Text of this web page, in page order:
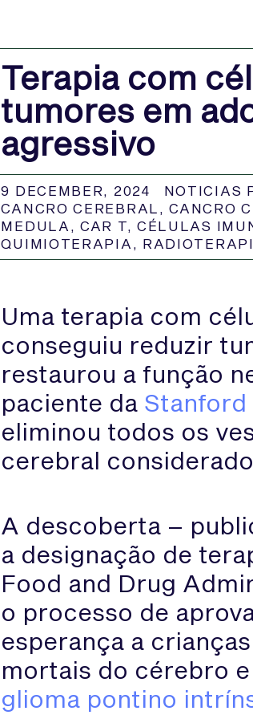
Terapia com
tumores em
agressivo
9 DECEMBER, 2024
NOTICIAS
CANCRO CEREBRAL ,CANCRO
MEDULA ,CAR T, CÉLULAS
QUIMIOTERAPIA ,
Uma terapia com
conseguiu reduzir
restaurou a função
paciente da Stanford
eliminou todos os
cerebral
A descoberta –
a designação de
Food and Drug
o processo de
esperança a
mortais do cérebro
glioma pontino